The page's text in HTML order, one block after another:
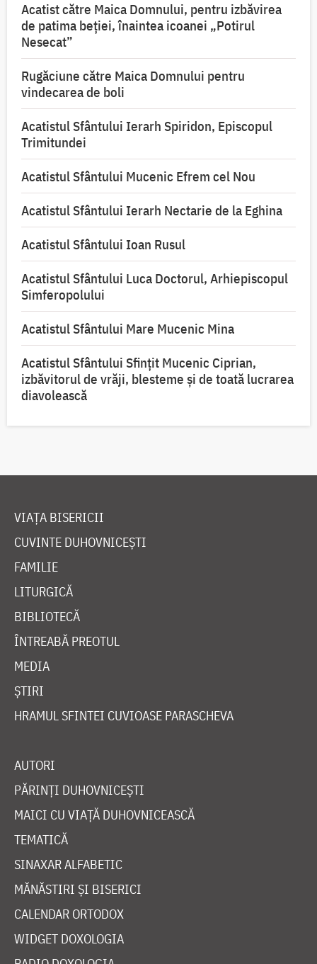
Acatist către Maica Domnului, pentru izbăvirea
de patima beției, înaintea icoanei „Potirul
Nesecat”
Rugăciune către Maica Domnului pentru
vindecarea de boli
Acatistul Sfântului Ierarh Spiridon, Episcopul
Trimitundei
Acatistul Sfântului Mucenic Efrem cel Nou
Acatistul Sfântului Ierarh Nectarie de la Eghina
Acatistul Sfântului Ioan Rusul
Acatistul Sfântului Luca Doctorul, Arhiepiscopul
Simferopolului
Acatistul Sfântului Mare Mucenic Mina
Acatistul Sfântului Sfințit Mucenic Ciprian,
izbăvitorul de vrăji, blesteme și de toată lucrarea
diavolească
VIAȚA BISERICII
CUVINTE DUHOVNICEȘTI
FAMILIE
LITURGICĂ
BIBLIOTECĂ
ÎNTREABĂ PREOTUL
MEDIA
ȘTIRI
HRAMUL SFINTEI CUVIOASE PARASCHEVA
AUTORI
PĂRINȚI DUHOVNICEȘTI
MAICI CU VIAȚĂ DUHOVNICEASCĂ
TEMATICĂ
SINAXAR ALFABETIC
MĂNĂSTIRI ȘI BISERICI
CALENDAR ORTODOX
WIDGET DOXOLOGIA